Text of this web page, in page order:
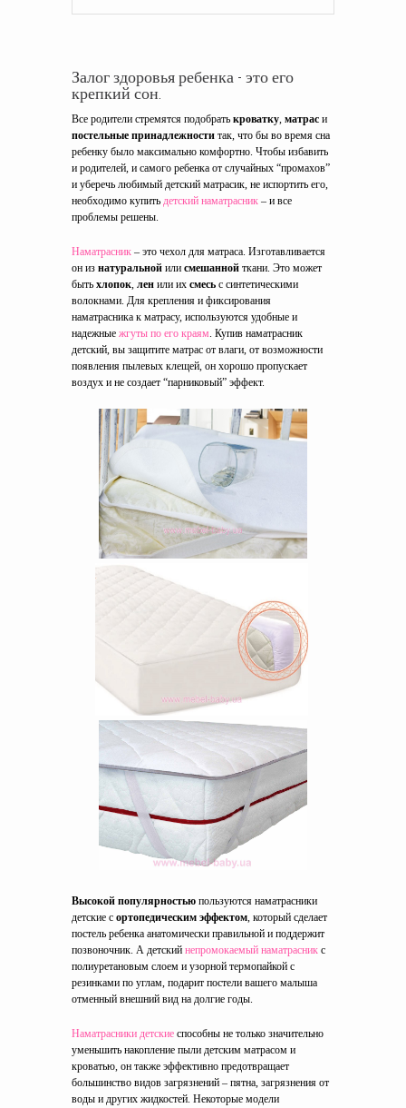
Залог здоровья ребенка - это его
крепкий сон.
Все родители стремятся подобрать кроватку, матрас и
постельные принадлежности так, что бы во время сна
ребенку было максимально комфортно. Чтобы избавить
и родителей, и самого ребенка от случайных “промахов”
и уберечь любимый детский матрасик, не испортить его,
необходимо купить детский наматрасник – и все
проблемы решены.
Наматрасник – это чехол для матраса. Изготавливается
он из натуральной или смешанной ткани. Это может
быть хлопок, лен или их смесь с синтетическими
волокнами. Для крепления и фиксирования
наматрасника к матрасу, используются удобные и
надежные жгуты по его краям. Купив наматрасник
детский, вы защитите матрас от влаги, от возможности
появления пылевых клещей, он хорошо пропускает
воздух и не создает “парниковый” эффект.
Высокой популярностью пользуются наматрасники
детские с ортопедическим эффектом, который сделает
постель ребенка анатомически правильной и поддержит
позвоночник. А детский непромокаемый наматрасник с
полиуретановым слоем и узорной термопайкой с
резинками по углам, подарит постели вашего малыша
отменный внешний вид на долгие годы.
Наматрасники детские способны не только значительно
уменьшить накопление пыли детским матрасом и
кроватью, он также эффективно предотвращает
большинство видов загрязнений – пятна, загрязнения от
воды и других жидкостей. Некоторые модели